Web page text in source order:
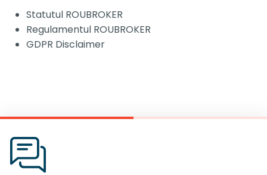
Statutul ROUBROKER
Regulamentul ROUBROKER
GDPR Disclaimer